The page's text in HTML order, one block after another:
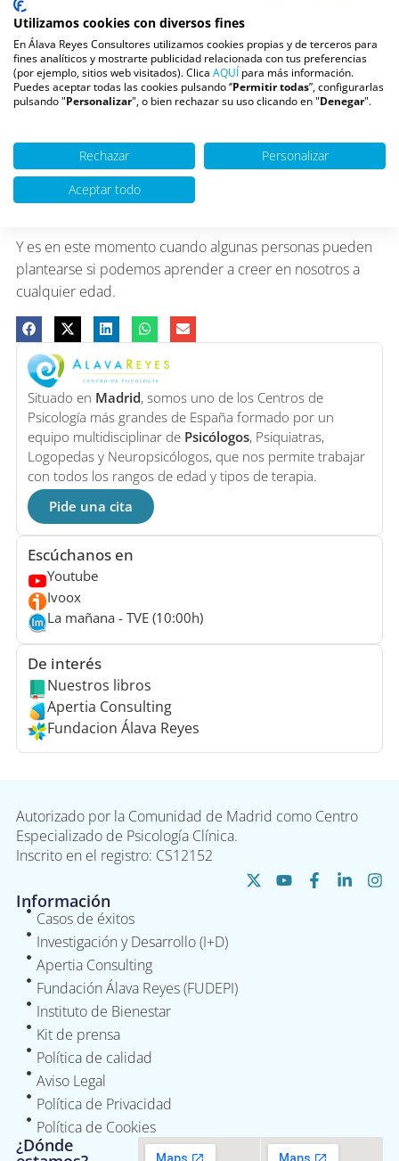
• ¿Te sientes una persona libre?
• ¿Consultas a los demás, antes de tomar decisiones
importantes? ¿Prevalecen sus argumentos sobre tus
ideas?
• ¿En algún momento has renunciado a tu libertad?
tu vida a ser más libres?
• Hoy, en tu presente actual, ¿hay algo que aún puedes y
quieres hacer en tu camino por ser la persona
Y es en este momento cuando algunas personas pueden
plantearse si podemos aprender a creer en nosotros a
cualquier edad.
Situado en Madrid, somos uno de los Centros de
Psicología más grandes de España formado por un
equipo multidisciplinar de Psicólogos, Psiquiatras,
Logopedas y Neuropsicólogos, que nos permite trabajar
con todos los rangos de edad y tipos de terapia.
Pide una cita
Escúchanos en
Youtube
Ivoox
La mañana - TVE (10:00h)
De interés
Nuestros libros
Apertia Consulting
Fundacion Álava Reyes
Autorizado por la Comunidad de Madrid como Centro
Especializado de Psicología Clínica.
Inscrito en el registro: CS12152
Información
Casos de éxitos
Investigación y Desarrollo (I+D)
Apertia Consulting
Fundación Álava Reyes (FUDEPI)
Instituto de Bienestar
Kit de prensa
Política de calidad
Aviso Legal
Política de Privacidad
Política de Cookies
¿Dónde
Utilizamos cookies con diversos fines
En Álava Reyes Consultores utilizamos cookies propias y de terceros para
fines analíticos y mostrarte publicidad relacionada con tus preferencias
(por ejemplo, sitios web visitados). Clica AQUÍ para más información.
Puedes aceptar todas las cookies pulsando ‘’Permitir todas”, configurarlas
pulsando "Personalizar", o bien rechazar su uso clicando en "Denegar".
Rechazar
Personalizar
Aceptar todo